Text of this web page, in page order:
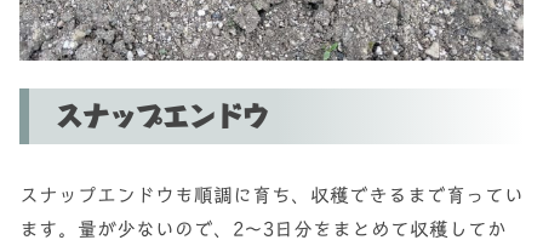
スナップエンドウ
スナップエンドウも順調に育ち、収穫できるまで育ってい
ます。量が少ないので、2〜3日分をまとめて収穫してか